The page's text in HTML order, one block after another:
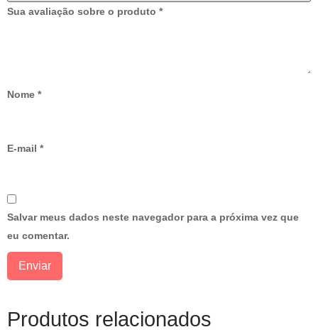
Sua avaliação sobre o produto *
Nome *
E-mail *
Salvar meus dados neste navegador para a próxima vez que
eu comentar.
Produtos relacionados